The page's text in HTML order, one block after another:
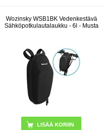
Wozinsky WSB1BK Vedenkestävä
Sähköpotkulautalaukku - 6l - Musta